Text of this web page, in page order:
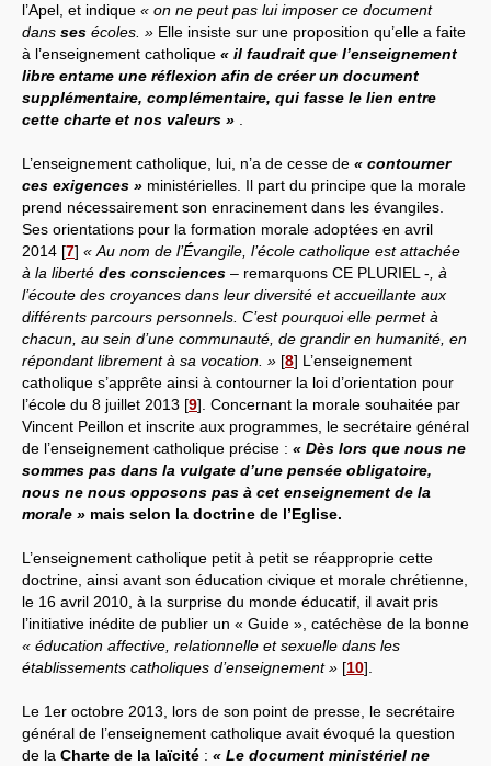
l’Apel, et indique « on ne peut pas lui imposer ce document
dans ses écoles. » Elle insiste sur une proposition qu’elle a faite
à l’enseignement catholique « il faudrait que l’enseignement
libre entame une réflexion afin de créer un document
supplémentaire, complémentaire, qui fasse le lien entre
cette charte et nos valeurs »
L’enseignement catholique, lui, n’a de cesse de « contourner
ces exigences » ministérielles. Il part du principe que la morale
prend nécessairement son enracinement dans les évangiles.
Ses orientations pour la formation morale adoptées en avril
2014 [7] « Au nom de l’Évangile, l’école catholique est attachée
à la liberté des consciences – remarquons CE PLURIEL - , à
l’écoute des croyances dans leur diversité et accueillante aux
différents parcours personnels. C’est pourquoi elle permet à
chacun, au sein d’une communauté, de grandir en humanité, en
répondant librement à sa vocation. » [8] L’enseignement
catholique s’apprête ainsi à contourner la loi d’orientation pour
l’école du 8 juillet 2013 [9] . Concernant la morale souhaitée par
Vincent Peillon et inscrite aux programmes, le secrétaire général
de l’enseignement catholique précise : « Dès lors que nous ne
sommes pas dans la vulgate d’une pensée obligatoire,
nous ne nous opposons pas à cet enseignement de la
morale » mais selon la doctrine de l’Eglise.
L’enseignement catholique petit à petit se réapproprie cette
doctrine, ainsi avant son éducation civique et morale chrétienne,
le 16 avril 2010, à la surprise du monde éducatif, il avait pris
l’initiative inédite de publier un « Guide », catéchèse de la bonne
« éducation affective, relationnelle et sexuelle dans les
établissements catholiques d’enseignement » [10]
Le 1er octobre 2013, lors de son point de presse, le secrétaire
général de l’enseignement catholique avait évoqué la question
de la Charte de la laïcité : « Le document ministériel ne